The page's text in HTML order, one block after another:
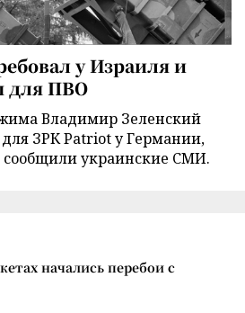
у Израиля и
для ПВО
Владимир Зеленский
ЗРК Patriot у Германии,
украинские СМИ.
начались перебои с